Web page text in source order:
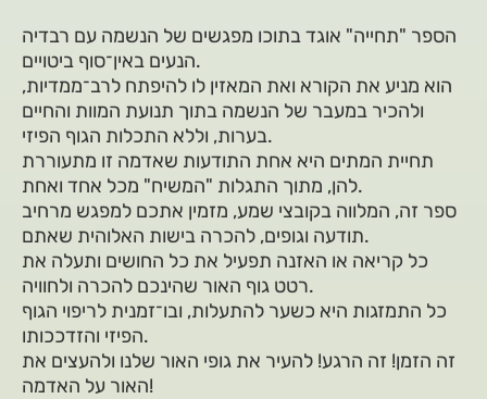
הספר "תחייה" אוגד בתוכו מפגשים של הנשמה עם רבדיה
הנעים באין־סוף ביטויים.
הוא מניע את הקורא ואת המאזין לו להיפתח לרב־ממדיות,
ולהכיר במעבר של הנשמה בתוך תנועת המוות והחיים
בערות, וללא התכלות הגוף הפיזי.
תחיית המתים היא אחת התודעות שאדמה זו מתעוררת
להן, מתוך התגלות "המשיח" מכל אחד ואחת.
ספר זה, המלווה בקובצי שמע, מזמין אתכם למפגש מרחיב
תודעה וגופים, להכרה בישות האלוהית שאתם.
כל קריאה או האזנה תפעיל את כל החושים ותעלה את
רטט גוף האור שהינכם להכרה ולחוויה.
כל התמזגות היא כשער להתעלות, ובו־זמנית לריפוי הגוף
הפיזי והזדככותו.
זה הזמן! זה הרגע! להעיר את גופי האור שלנו ולהעצים את
האור על האדמה!